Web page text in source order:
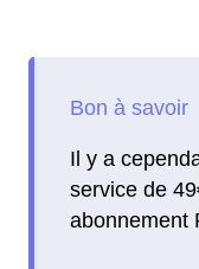
Il y a
service de
abonnement